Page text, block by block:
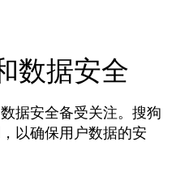
数据安全
据安全备受关注。搜狗
以确保用户数据的安